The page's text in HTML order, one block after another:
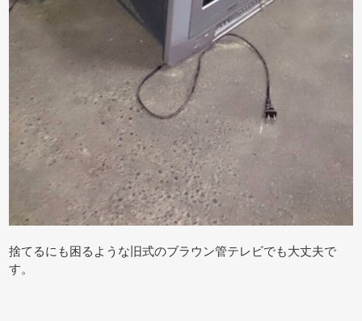
捨てるにも困るような旧式のブラウン管テレビでも大丈夫で
す。